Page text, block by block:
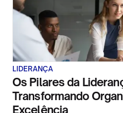
LIDERANÇA
Os Pilares da
Transformando
Excelência